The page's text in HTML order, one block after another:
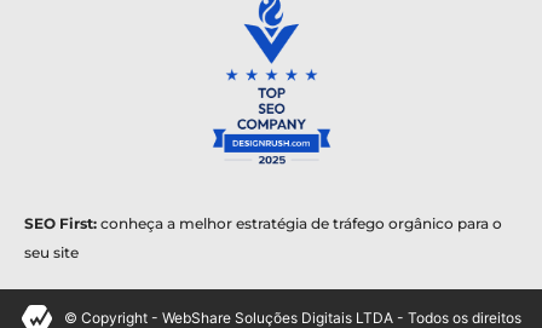
SEO First: conheça a melhor estratégia de tráfego orgânico para o
seu site
© Copyright - WebShare Soluções Digitais LTDA - Todos os direitos